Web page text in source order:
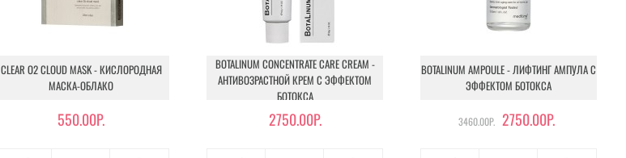
CLEAR O2 CLOUD MASK - КИСЛОРОДНАЯ
МАСКА-ОБЛАКО
550.00Р.
BOTALINUM CONCENTRATE CARE CREAM -
АНТИВОЗРАСТНОЙ КРЕМ С ЭФФЕКТОМ
БОТОКСА
2750.00Р.
BOTALINUM AMPOULE - ЛИФТИНГ АМПУЛА С
ЭФФЕКТОМ БОТОКСА
3460.00Р. 2750.00Р.